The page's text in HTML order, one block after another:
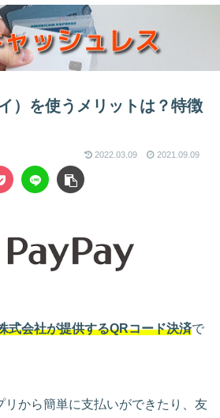
）を使うメリットは？特徴
2022.03.09 2021.09.09
式会社が提供するQRコード決済で
リから簡単に支払いができたり、友